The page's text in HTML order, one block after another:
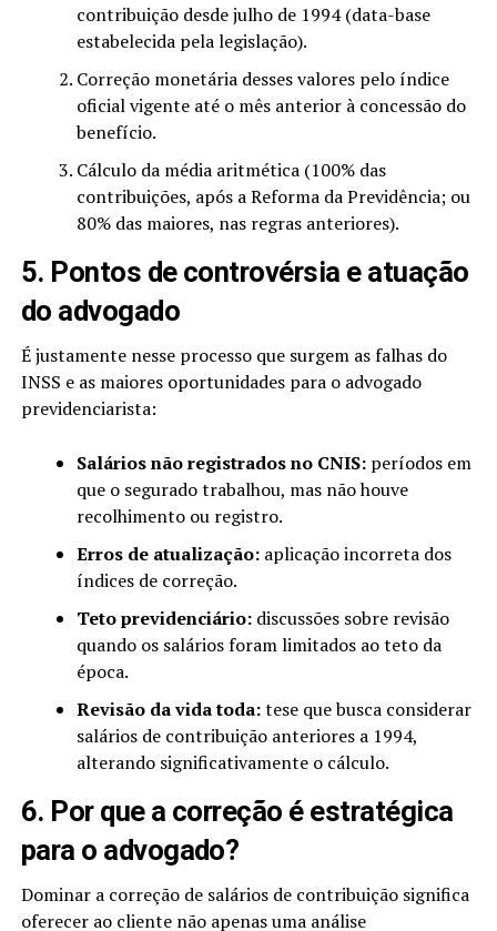
contribuição desde julho de 1994 (data-base
estabelecida pela legislação).
Correção monetária desses valores pelo índice
oficial vigente até o mês anterior à concessão do
benefício.
Cálculo da média aritmética (100% das
contribuições, após a Reforma da Previdência; ou
80% das maiores, nas regras anteriores).
5. Pontos de controvérsia e atuação
do advogado
É justamente nesse processo que surgem as falhas do
INSS e as maiores oportunidades para o advogado
previdenciarista:
Salários não registrados no CNIS:períodos em
que o segurado trabalhou, mas não houve
recolhimento ou registro.
Erros de atualização:aplicação incorreta dos
índices de correção.
Teto previdenciário:discussões sobre revisão
quando os salários foram limitados ao teto da
época.
Revisão da vida toda:tese que busca considerar
salários de contribuição anteriores a 1994,
alterando significativamente o cálculo.
6. Por que a correção é estratégica
para o advogado?
Dominar a correção de salários de contribuição significa
oferecer ao cliente não apenas uma análise